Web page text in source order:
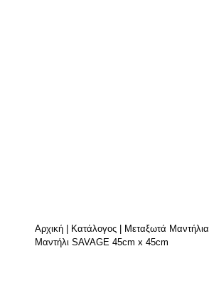
Αρχική | Κατάλογος | Μεταξωτά Μαντήλια
Μαντήλι SAVAGE 45cm x 45cm